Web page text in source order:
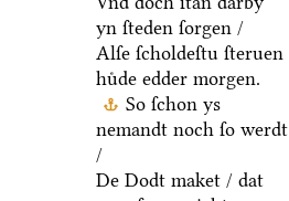
yn ſteden ſorgen /
Alſe ſcholdeſtu ſteruen
huͤde edder morgen.
So ſchon ys
nemandt noch ſo werdt
/
De Dodt maket / dat